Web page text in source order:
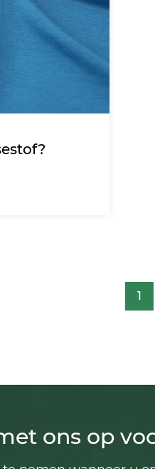
1
ons op